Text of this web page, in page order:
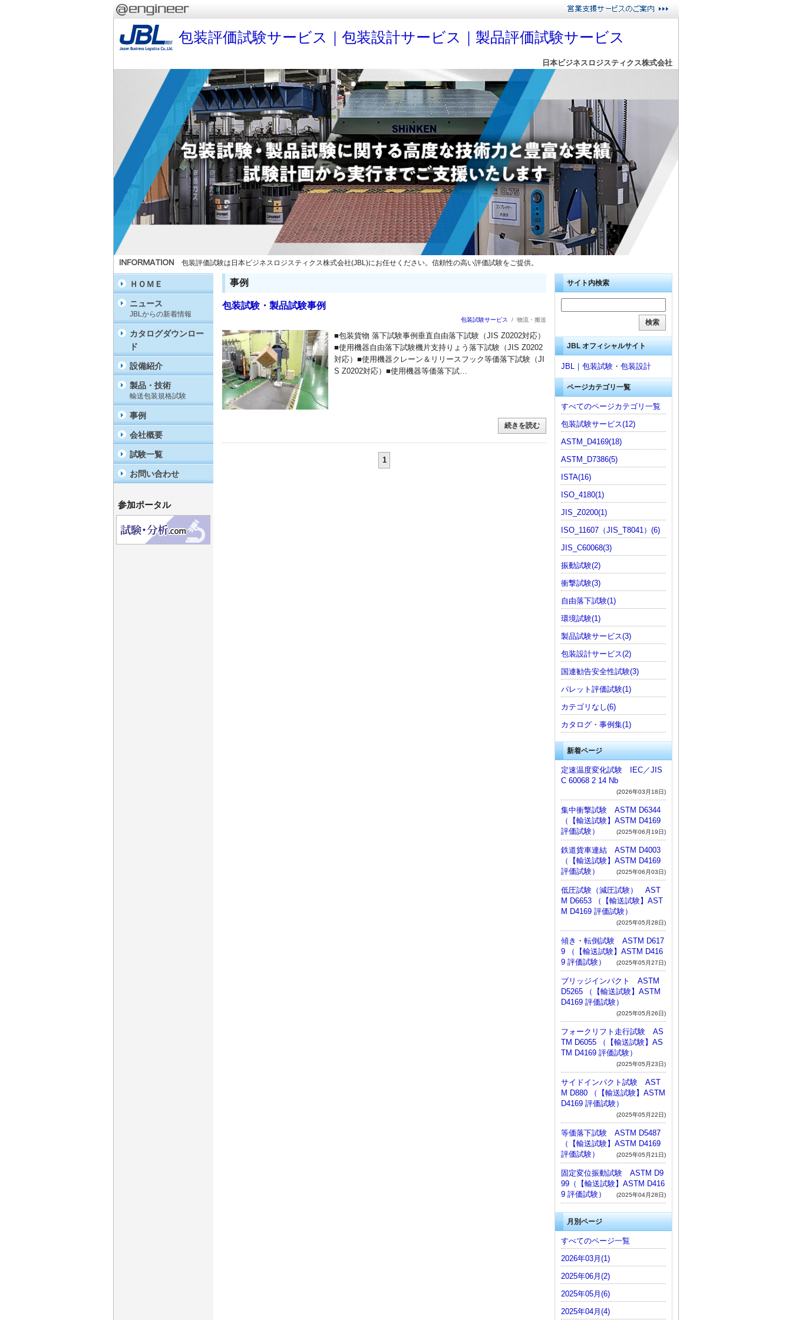
包装評価試験サービス｜包装設計サービス｜製品評価試験サービス
日本ビジネスロジスティクス株式会社
包装評価試験は日本ビジネスロジスティクス株式会社(JBL)にお任せください。信頼性の高い評価試験をご提供。
事例
包装試験・製品試験事例
包装試験サービス / 物流・搬送
■包装貨物 落下試験事例垂直自由落下試験（JIS Z0202対応）
■使用機器自由落下試験機片支持りょう落下試験（JIS Z0202
対応）■使用機器クレーン＆リリースフック等価落下試験（JI
S Z0202対応）■使用機器等価落下試…
続きを読む
1
ＨＯＭＥ
ニュース
JBLからの新着情報
カタログダウンロー
ド
設備紹介
製品・技術
輸送包装規格試験
事例
会社概要
試験一覧
お問い合わせ
参加ポータル
サイト内検索
JBL オフィシャルサイト
JBL｜包装試験・包装設計
ページカテゴリ一覧
すべてのページカテゴリ一覧
包装試験サービス(12)
ASTM_D4169(18)
ASTM_D7386(5)
ISTA(16)
ISO_4180(1)
JIS_Z0200(1)
ISO_11607（JIS_T8041）(6)
JIS_C60068(3)
振動試験(2)
衝撃試験(3)
自由落下試験(1)
環境試験(1)
製品試験サービス(3)
包装設計サービス(2)
国連勧告安全性試験(3)
パレット評価試験(1)
カテゴリなし(6)
カタログ・事例集(1)
新着ページ
定速温度変化試験 IEC／JIS
C 60068 2 14 Nb
(2026年03月18日)
集中衝撃試験 ASTM D6344
（【輸送試験】ASTM D4169
評価試験）
(2025年06月19日)
鉄道貨車連結 ASTM D4003
（【輸送試験】ASTM D4169
評価試験）
(2025年06月03日)
低圧試験（減圧試験） AST
M D6653 （【輸送試験】AST
M D4169 評価試験）
(2025年05月28日)
傾き・転倒試験 ASTM D617
9 （【輸送試験】ASTM D416
9 評価試験）
(2025年05月27日)
ブリッジインパクト ASTM
D5265 （【輸送試験】ASTM
D4169 評価試験）
(2025年05月26日)
フォークリフト走行試験 AS
TM D6055 （【輸送試験】AS
TM D4169 評価試験）
(2025年05月23日)
サイドインパクト試験 AST
M D880 （【輸送試験】ASTM
D4169 評価試験）
(2025年05月22日)
等価落下試験 ASTM D5487
（【輸送試験】ASTM D4169
評価試験）
(2025年05月21日)
固定変位振動試験 ASTM D9
99（【輸送試験】ASTM D416
9 評価試験）
(2025年04月28日)
月別ページ
すべてのページ一覧
2026年03月(1)
2025年06月(2)
2025年05月(6)
2025年04月(4)